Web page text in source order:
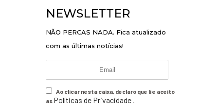
NEWSLETTER
NÃO PERCAS NADA. Fica atualizado
com as últimas notícias!
Ao clicar nesta caixa, declaro que li e aceito
as Políticas de Privacidade